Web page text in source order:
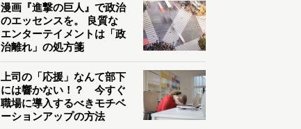
漫画『進撃の巨人』で政治
のエッセンスを。 良質な
エンターテイメントは「政
治離れ」の処方箋
上司の「応援」なんて部下
には響かない！？ 今すぐ
職場に導入するべきモチベ
ーションアップの方法